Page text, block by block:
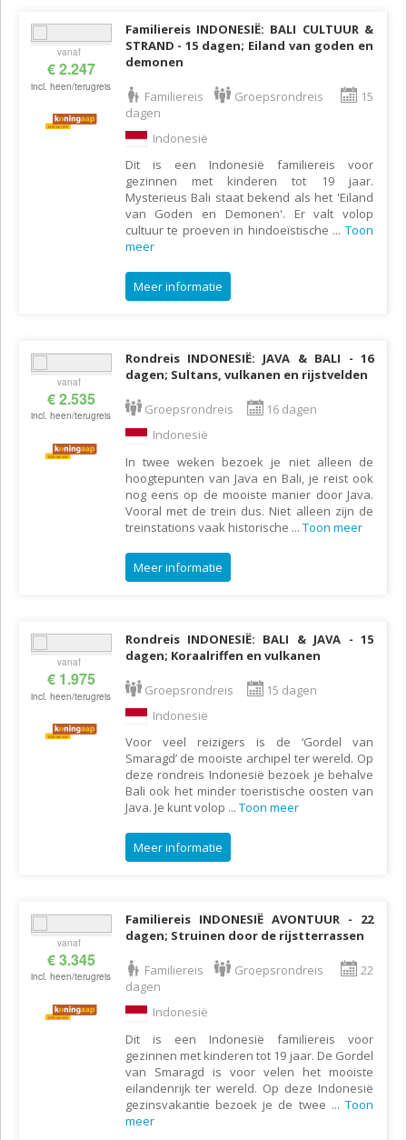
vanaf
€ 2.247
incl. heen/terugreis
Familiereis INDONESIË: BALI CULTUUR &
STRAND - 15 dagen; Eiland van goden en
demonen
Familiereis Groepsrondreis
15
dagen
Indonesië
Dit is een Indonesië familiereis voor
gezinnen met kinderen tot 19 jaar.
Mysterieus Bali staat bekend als het 'Eiland
van Goden en Demonen'. Er valt volop
cultuur te proeven in hindoeïstische ... Toon
meer
Meer informatie
vanaf
€ 2.535
incl. heen/terugreis
Rondreis INDONESIË: JAVA & BALI - 16
dagen; Sultans, vulkanen en rijstvelden
Groepsrondreis
16 dagen
Indonesië
In twee weken bezoek je niet alleen de
hoogtepunten van Java en Bali, je reist ook
nog eens op de mooiste manier door Java.
Vooral met de trein dus. Niet alleen zijn de
treinstations vaak historische ... Toon meer
Meer informatie
vanaf
€ 1.975
incl. heen/terugreis
Rondreis INDONESIË: BALI & JAVA - 15
dagen; Koraalriffen en vulkanen
Groepsrondreis
15 dagen
Indonesië
Voor veel reizigers is de ‘Gordel van
Smaragd’ de mooiste archipel ter wereld. Op
deze rondreis Indonesië bezoek je behalve
Bali ook het minder toeristische oosten van
Java. Je kunt volop ... Toon meer
Meer informatie
vanaf
€ 3.345
incl. heen/terugreis
Familiereis INDONESIË AVONTUUR - 22
dagen; Struinen door de rijstterrassen
Familiereis Groepsrondreis
22
dagen
Indonesië
Dit is een Indonesië familiereis voor
gezinnen met kinderen tot 19 jaar. De Gordel
van Smaragd is voor velen het mooiste
eilandenrijk ter wereld. Op deze Indonesië
gezinsvakantie bezoek je de twee ... Toon
meer